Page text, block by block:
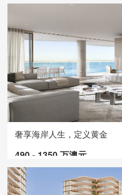
奢享海岸人生，定义黄金
490 - 1350 万澳元